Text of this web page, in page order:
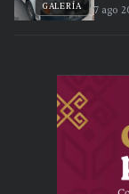
GALERÍA 7 ago